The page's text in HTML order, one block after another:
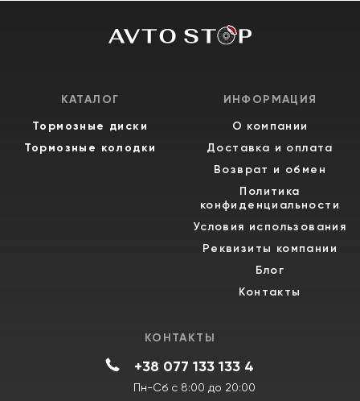
КАТАЛОГ
Тормозные диски
Тормозные колодки
ИНФОРМАЦИЯ
О компании
Доставка и оплата
Возврат и обмен
Политика
конфиденциальности
Условия использования
Реквизиты компании
Блог
Контакты
КОНТАКТЫ
+38 077 133 133 4
Пн-Сб с 8:00 до 20:00